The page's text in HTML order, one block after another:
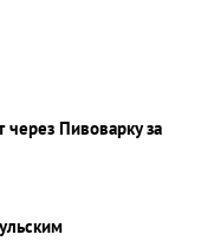
через Пивоварку за